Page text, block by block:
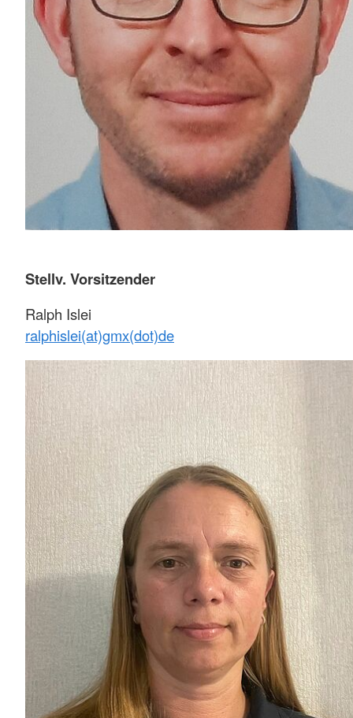
Stellv. Vorsitzender
Ralph Islei
ralphislei(at)gmx(dot)de